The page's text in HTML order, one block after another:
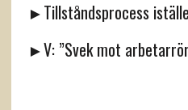
►Tillståndsprocess
►V: ”Svek mot